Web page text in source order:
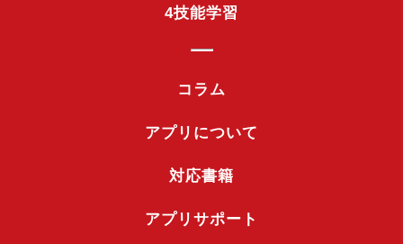
4技能学習
コラム
アプリについて
対応書籍
アプリサポート